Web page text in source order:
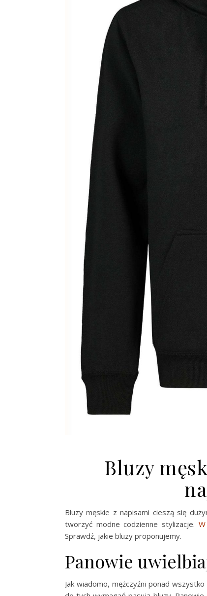
Bluzy
Bluzy męskie z napisami cieszą się
tworzyć modne codzienne stylizacje.
Sprawdź, jakie bluzy proponujemy.
Panowie
Jak wiadomo, mężczyźni ponad